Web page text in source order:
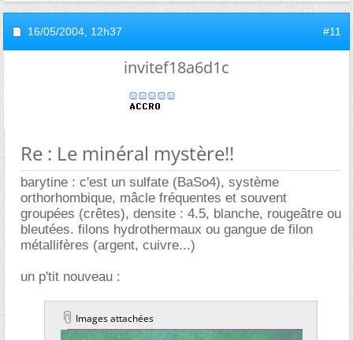
16/05/2004, 12h37 #11
invitef18a6d1c
Re : Le minéral mystère!!
barytine : c'est un sulfate (BaSo4), système
orthorhombique, mâcle fréquentes et souvent
groupées (crêtes), densite : 4.5, blanche, rougeâtre ou
bleutées. filons hydrothermaux ou gangue de filon
métallifères (argent, cuivre...)
un p'tit nouveau :
Images attachées